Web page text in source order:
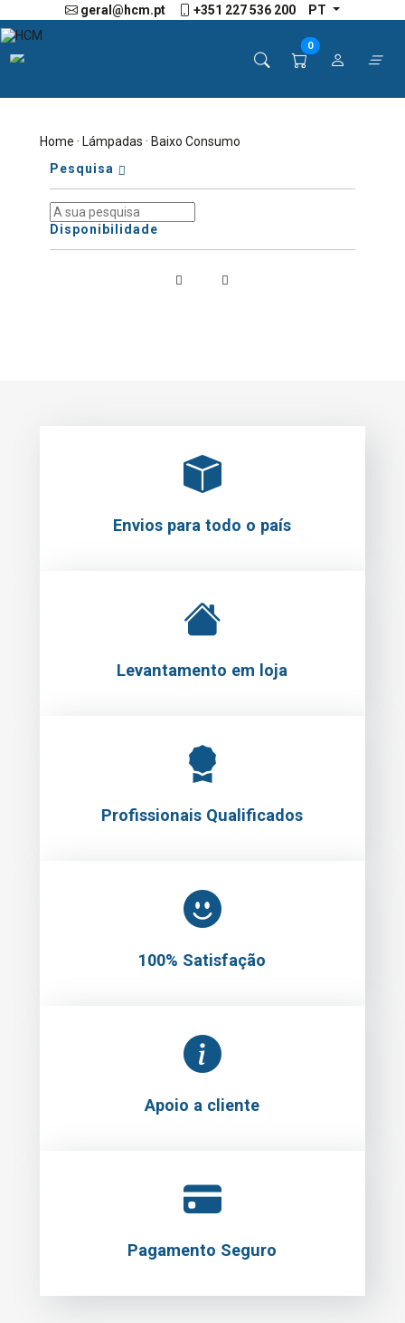
geral@hcm.pt +351 227 536 200 PT
0
Home ·Lámpadas · Baixo Consumo
Pesquisa
Disponibilidade
Envios para todo o país
Levantamento em loja
Profissionais Qualificados
100% Satisfação
Apoio a cliente
Pagamento Seguro